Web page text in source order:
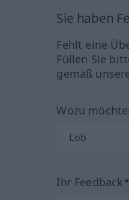
Sie haben
Fehlt eine
Füllen Sie
gemäß
Wozu
Ihr Feedback*